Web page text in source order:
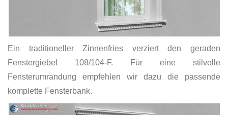
Ein traditioneller Zinnenfries verziert den geraden
Fenstergiebel 108/104-F. Für eine stilvolle
Fensterumrandung empfehlen wir dazu die passende
komplette Fensterbank.